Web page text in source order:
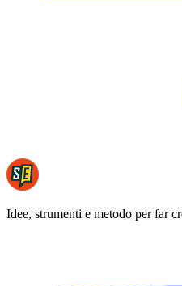
Idee, strumenti e metodo per far